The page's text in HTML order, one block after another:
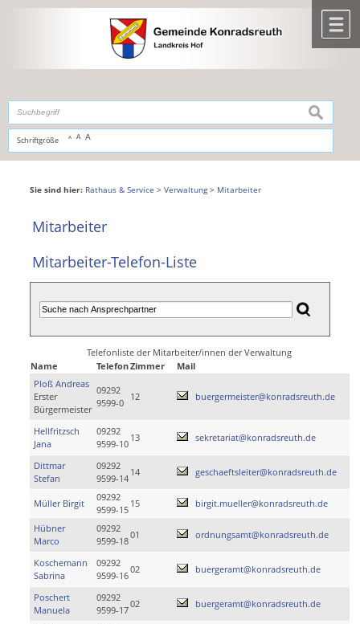
,zur Navigationoderzur Startseitespringen.
Schriftgröße A A A
suchen
Sie sind hier: Rathaus & Service > Verwaltung> Mitarbeiter
Mitarbeiter
Mitarbeiter-Telefon-Liste
Telefonliste der Mitarbeiter/innen der Verwaltung
Name
TelefonZimmer
Mail
Ploß Andreas
Erster
Bürgermeister
09292
9599-0
12 buergermeister@konradsreuth.de
Hellfritzsch
Jana
09292
9599-10
13 sekretariat@konradsreuth.de
Dittmar
Stefan
09292
9599-14
14 geschaeftsleiter@konradsreuth.de
Müller Birgit
09292
9599-15
15 birgit.mueller@konradsreuth.de
Hübner
Marco
09292
9599-18
01 ordnungsamt@konradsreuth.de
Koschemann
Sabrina
09292
9599-16
02 buergeramt@konradsreuth.de
Poschert
Manuela
09292
9599-17
02 buergeramt@konradsreuth.de